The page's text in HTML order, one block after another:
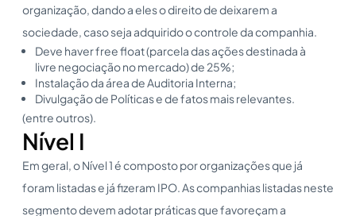
organização, dando a eles o direito de deixarem a
sociedade, caso seja adquirido o controle da companhia.
Deve haver free float (parcela das ações destinada à
livre negociação no mercado) de 25%;
Instalação da área de Auditoria Interna;
Divulgação de Políticas e de fatos mais relevantes.
(entre outros).
Nível I
Em geral, o Nível 1 é composto por organizações que já
foram listadas e já fizeram IPO. As companhias listadas neste
segmento devem adotar práticas que favoreçam a